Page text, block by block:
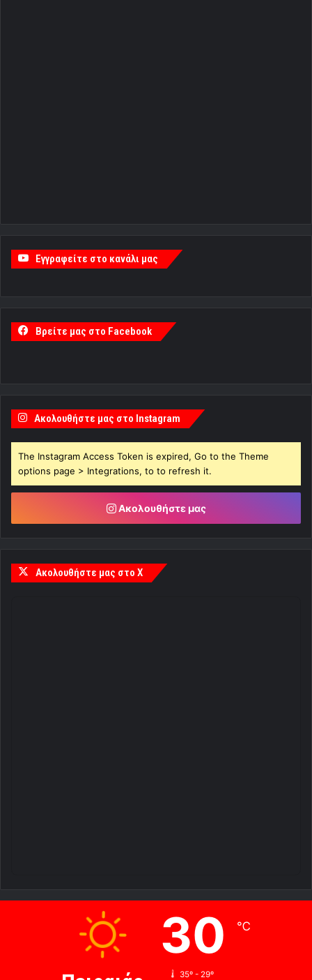
Εγγραφείτε στο κανάλι μας
Βρείτε μας στο Facebook
Ακολουθήστε μας στο Instagram
The Instagram Access Token is expired, Go to the Theme
options page > Integrations, to to refresh it.
Ακολουθήστε μας
Ακολουθήστε μας στο X
30 ℃
35º - 29º